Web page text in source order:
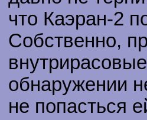
что Каэран-2
Собственно,
обнаружении
не попасться